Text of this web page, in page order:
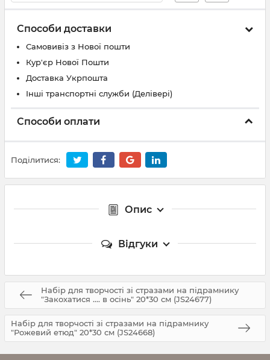
Способи доставки
Самовивіз з Нової пошти
Кур'єр Нової Пошти
Доставка Укрпошта
Інші транспортні служби (Делівері)
Способи оплати
Поділитися:
Опис
Відгуки
Набір для творчості зі стразами на підрамнику
"Закохатися .... в осінь" 20*30 см (JS24677)
Набір для творчості зі стразами на підрамнику
"Рожевий етюд" 20*30 см (JS24668)